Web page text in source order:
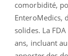
comorbidité,
EnteroMedics,
solides. La
ans, incluant